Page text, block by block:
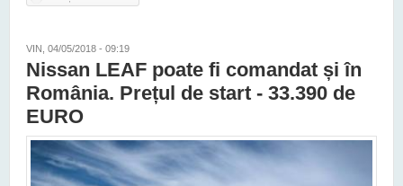
VIN, 04/05/2018 - 09:19
Nissan LEAF poate fi comandat și în
România. Prețul de start - 33.390 de
EURO